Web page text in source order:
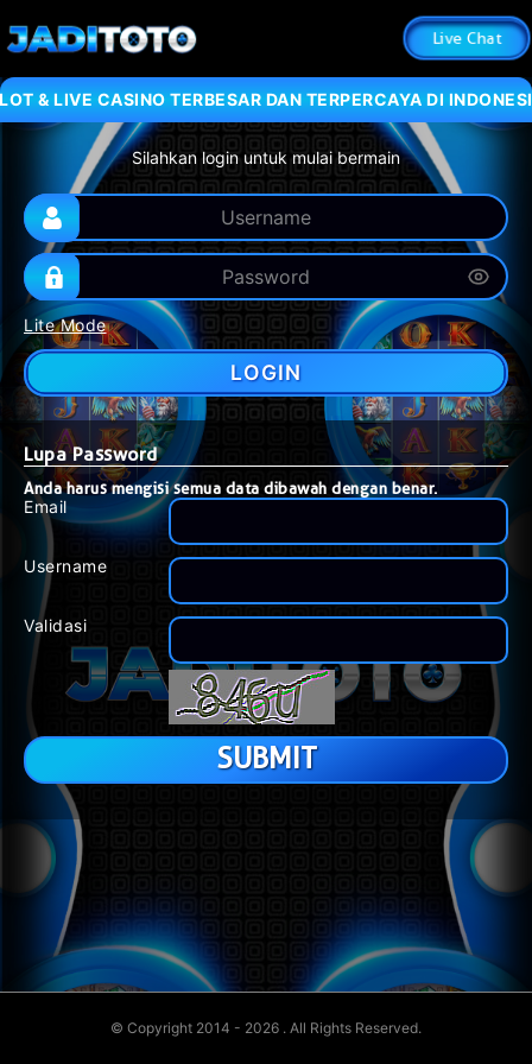
Live Chat
& LIVE CASINO TERBESAR DAN TERPERCAYA DI
Silahkan login untuk mulai bermain
Lite Mode
LOGIN
Lupa Password
Anda harus mengisi semua data dibawah dengan benar.
Email
Username
Validasi
© Copyright 2014 - 2026 . All Rights Reserved.